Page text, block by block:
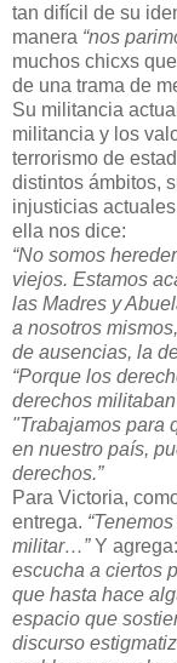
tan difícil de su
manera “nos
muchos chicxs
de una trama de
Su militancia
militancia y los
terrorismo de
distintos ámbitos,
injusticias
ella nos dice:
“No somos
viejos. Estamos
las Madres y
a nosotros
de ausencias, la
“Porque los
derechos
"Trabajamos para
en nuestro país,
derechos.”
Para Victoria,
entrega.
militar…”Y agrega:
escucha a ciertos
que hasta hace
espacio que
discurso